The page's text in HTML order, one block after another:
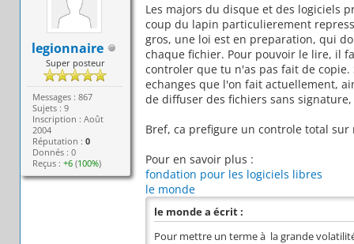
legionnaire
Super posteur
Messages : 867
Sujets : 9
Inscription : Août
2004
Réputation :0
Donnés : 0
Reçus :+6 (100%)
Les majors du disque et des logiciels
coup du lapin particulierement
gros, une loi est en preparation, qui
chaque fichier. Pour pouvoir le lire, il
controler que tu n'as pas fait de
echanges que l'on fait actuellement,
de diffuser des fichiers sans
Bref, ca prefigure un controle total
Pour en savoir plus :
fondation pour les logiciels libres
le monde
le monde a écrit :
Pour mettre un terme à la grande